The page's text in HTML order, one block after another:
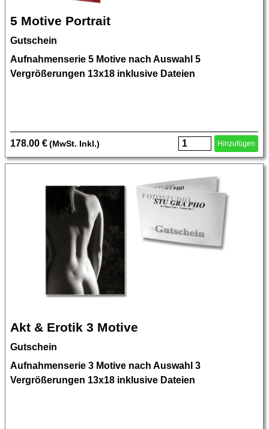
5 Motive Portrait
Gutschein
Aufnahmenserie 5 Motive nach Auswahl 5
Vergrößerungen 13x18 inklusive Dateien
178.00 € (MwSt. Inkl.) Hinzufügen
Akt & Erotik 3 Motive
Gutschein
Aufnahmenserie 3 Motive nach Auswahl 3
Vergrößerungen 13x18 inklusive Dateien